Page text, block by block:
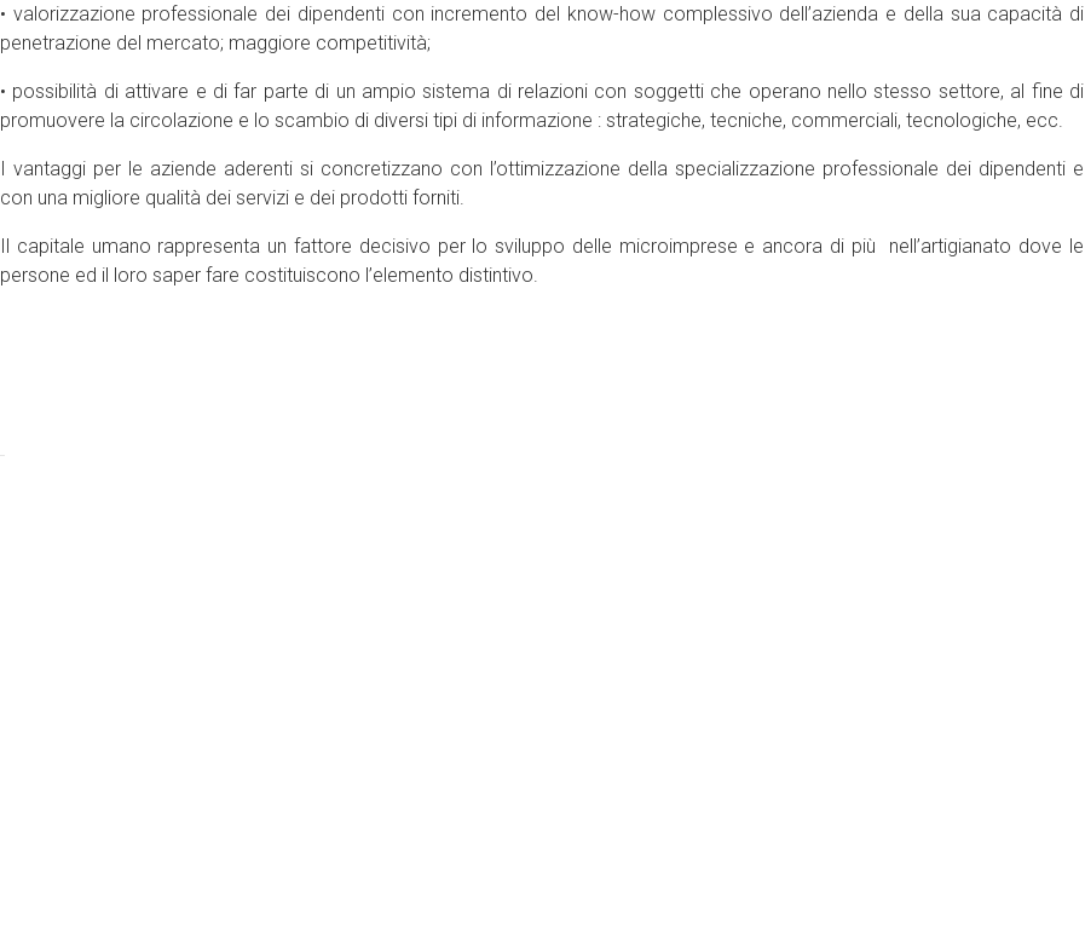
• valorizzazione professionale dei dipendenti con incremento del know-how complessivo dell’azienda e della sua capacità di
penetrazione del mercato; maggiore competitività;
• possibilità di attivare e di far parte di un ampio sistema di relazioni con soggetti che operano nello stesso settore, al fine di
promuovere la circolazione e lo scambio di diversi tipi di informazione : strategiche, tecniche, commerciali, tecnologiche, ecc.
I vantaggi per le aziende aderenti si concretizzano con l’ottimizzazione della specializzazione professionale dei dipendenti e
con una migliore qualità dei servizi e dei prodotti forniti.
Il capitale umano rappresenta un fattore decisivo per lo sviluppo delle microimprese e ancora di più nell’artigianato dove le
persone ed il loro saper fare costituiscono l’elemento distintivo.